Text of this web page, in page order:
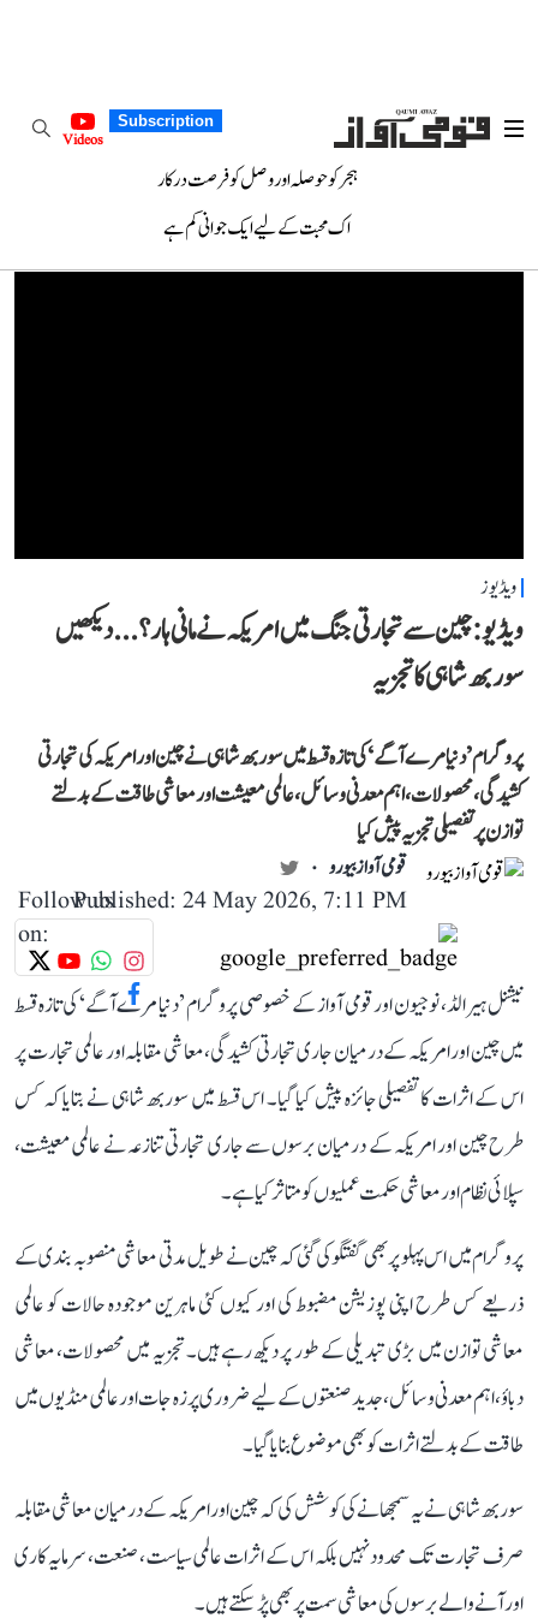
Subscription
Videos
ہجر کو حوصلہ اور وصل کو فرصت درکار
اک محبت کے لیے ایک جوانی کم ہے
ویڈیوز
ویڈیو: چین سے تجارتی جنگ میں امریکہ نے مانی ہار؟...دیکھیں
سوربھ شاہی کا تجزیہ
پروگرام ’دنیا مرے آگے‘ کی تازہ قسط میں سوربھ شاہی نے چین اور امریکہ کی تجارتی
کشیدگی، محصولات، اہم معدنی وسائل، عالمی معیشت اور معاشی طاقت کے بدلتے
توازن پر تفصیلی تجزیہ پیش کیا
قومی آواز بیورو
Published: 24 May 2026, 7:11 PM
Follow us
on:
نیشنل ہیرالڈ، نوجیون اور قومی آواز کے خصوصی پروگرام ’دنیا مرے آگے‘ کی تازہ قسط
میں چین اور امریکہ کے درمیان جاری تجارتی کشیدگی، معاشی مقابلہ اور عالمی تجارت پر
اس کے اثرات کا تفصیلی جائزہ پیش کیا گیا۔ اس قسط میں سوربھ شاہی نے بتایا کہ کس
طرح چین اور امریکہ کے درمیان برسوں سے جاری تجارتی تنازعہ نے عالمی معیشت،
سپلائی نظام اور معاشی حکمت عملیوں کو متاثر کیا ہے۔
پروگرام میں اس پہلو پر بھی گفتگو کی گئی کہ چین نے طویل مدتی معاشی منصوبہ بندی کے
ذریعے کس طرح اپنی پوزیشن مضبوط کی اور کیوں کئی ماہرین موجودہ حالات کو عالمی
معاشی توازن میں بڑی تبدیلی کے طور پر دیکھ رہے ہیں۔ تجزیہ میں محصولات، معاشی
دباؤ، اہم معدنی وسائل، جدید صنعتوں کے لیے ضروری پرزہ جات اور عالمی منڈیوں میں
طاقت کے بدلتے اثرات کو بھی موضوع بنایا گیا۔
سوربھ شاہی نے یہ سمجھانے کی کوشش کی کہ چین اور امریکہ کے درمیان معاشی مقابلہ
صرف تجارت تک محدود نہیں بلکہ اس کے اثرات عالمی سیاست، صنعت، سرمایہ کاری
اور آنے والے برسوں کی معاشی سمت پر بھی پڑ سکتے ہیں۔